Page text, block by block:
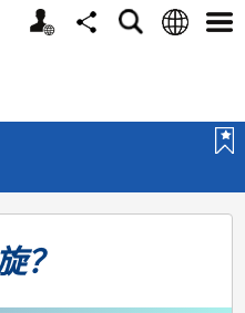
个
分
搜
语
选
？